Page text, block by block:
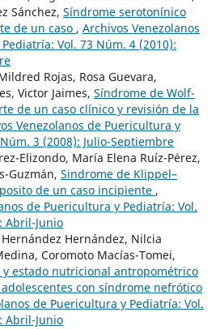
Sánchez, Síndrome serotonínico
de un caso , Archivos Venezolanos
Vol. 73 Núm. 4 (2010):
Rojas, Rosa Guevara,
Victor Jaimes, Síndrome de Wolf-
de un caso clínico y revisión de la
Venezolanos de Puericultura y
3 (2008): Julio-Septiembre
Elizondo, María Elena Ruíz-Pérez,
Guzmán, Sindrome de Klippel–
de un caso incipiente ,
de Puericultura y Pediatría: Vol.
Abril-Junio
Hernández, Nilcia
Coromoto Macías-Tomei,
y estado nutricional antropométrico
con síndrome nefrótico
de Puericultura y Pediatría: Vol.
Abril-Junio